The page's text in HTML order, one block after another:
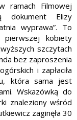
ramach Filmowej
dokument Elizy
wyprawa”. To
pierwszej kobiety
szczytach
bez zaproszenia
i zapłaciła
która sama jest
Wskazówką do
znaleziony wśród
zaginęła 30